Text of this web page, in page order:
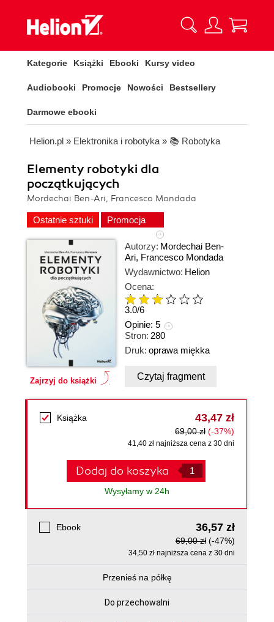
Kategorie Książki Ebooki Kursy video
Audiobooki Promocje Nowości Bestsellery
Darmowe ebooki
Helion.pl » Elektronika i robotyka » 📚 Robotyka
Elementy robotyki dla
początkujących
Mordechai Ben-Ari, Francesco Mondada
Ostatnie sztuki Promocja
Zajrzyj do książki
Autorzy: Mordechai Ben-
Ari, Francesco Mondada
Wydawnictwo: Helion
Ocena:
3.0/6
Opinie: 5
Stron: 280
Druk: oprawa miękka
Czytaj fragment
Książka 43,47 zł
69,00 zł (-37%)
41,40 zł najniższa cena z 30 dni
Dodaj do koszyka
Wysyłamy w 24h
Ebook 36,57 zł
69,00 zł (-47%)
34,50 zł najniższa cena z 30 dni
Przenieś na półkę
Do przechowalni